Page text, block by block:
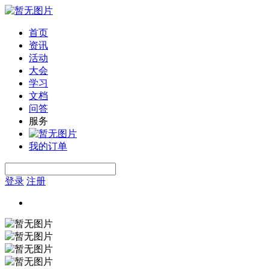
首页
资讯
活动
大会
学习
文档
问答
服务
我的订单
登录 注册